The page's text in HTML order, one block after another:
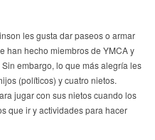
les gusta dar paseos o armar
han hecho miembros de YMCA y
embargo, lo que más alegría les
(políticos) y cuatro nietos.
jugar con sus nietos cuando los
que ir y actividades para hacer